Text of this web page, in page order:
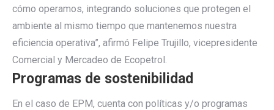
cómo operamos, integrando soluciones que protegen el
ambiente al mismo tiempo que mantenemos nuestra
eficiencia operativa”, afirmó Felipe Trujillo, vicepresidente
Comercial y Mercadeo de Ecopetrol.
Programas de sostenibilidad
En el caso de EPM, cuenta con políticas y/o programas